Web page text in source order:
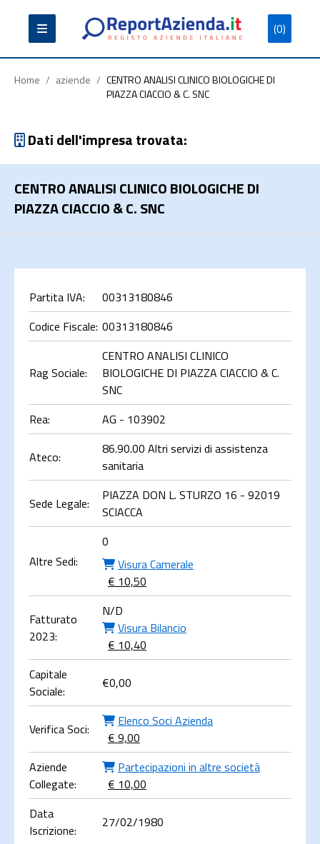
(0)
Partita
Iva
Codice
Fiscale
Ragione
Sociale
Home / aziende / CENTRO ANALISI CLINICO BIOLOGICHE DI
PIAZZA CIACCIO & C. SNC
Dati dell'impresa trovata:
CENTRO ANALISI CLINICO BIOLOGICHE DI
PIAZZA CIACCIO & C. SNC
Partita IVA:
00313180846
Codice Fiscale: 00313180846
Rag Sociale:
CENTRO ANALISI CLINICO
BIOLOGICHE DI PIAZZA CIACCIO & C.
SNC
Rea:
AG - 103902
Ateco:
86.90.00 Altri servizi di assistenza
sanitaria
Sede Legale:
PIAZZA DON L. STURZO 16 - 92019
SCIACCA
Altre Sedi:
0
Visura Camerale
€ 10,50
Fatturato
2023:
N/D
Visura Bilancio
€ 10,40
Capitale
Sociale:
€0,00
Verifica Soci:
Elenco Soci Azienda
€ 9,00
Aziende
Collegate:
Partecipazioni in altre società
€ 10,00
Data
Iscrizione:
27/02/1980